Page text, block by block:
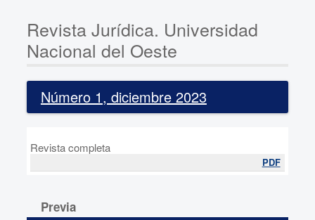
Revista Jurídica. Universidad
Nacional del Oeste
Número 1, diciembre 2023
Revista completa
PDF
Previa